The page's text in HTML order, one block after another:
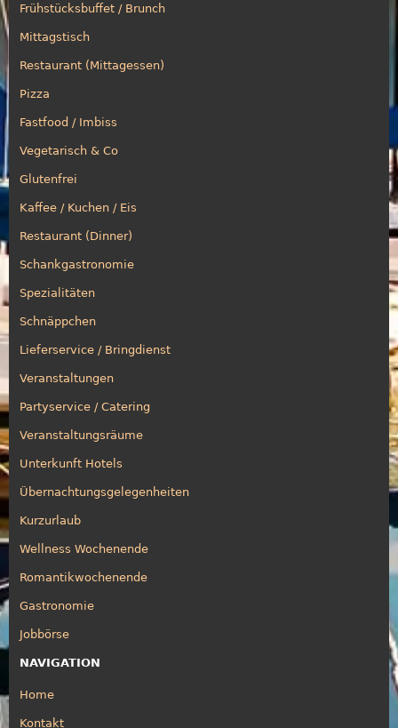
Frühstücksbuffet / Brunch
Mittagstisch
Restaurant (Mittagessen)
Pizza
Fastfood / Imbiss
Vegetarisch & Co
Glutenfrei
Kaffee / Kuchen / Eis
Restaurant (Dinner)
Schankgastronomie
Spezialitäten
Schnäppchen
Lieferservice / Bringdienst
Veranstaltungen
Partyservice / Catering
Veranstaltungsräume
Unterkunft Hotels
Übernachtungsgelegenheiten
Kurzurlaub
Wellness Wochenende
Romantikwochenende
Gastronomie
Jobbörse
NAVIGATION
Home
Kontakt